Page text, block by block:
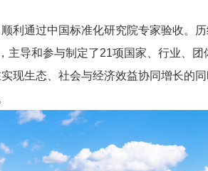
利通过中国标准化研究院专家验收。
主导和参与制定了21项国家、行业、团
现生态、社会与经济效益协同增长的